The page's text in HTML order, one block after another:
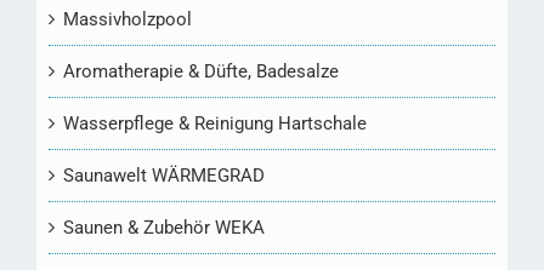
Massivholzpool
Aromatherapie & Düfte, Badesalze
Wasserpflege & Reinigung Hartschale
Saunawelt WÄRMEGRAD
Saunen & Zubehör WEKA